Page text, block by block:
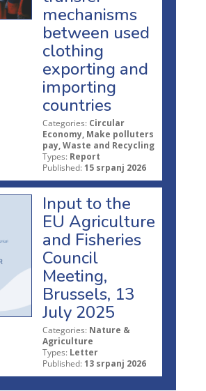
mechanisms
between used
clothing
exporting and
importing
countries
Categories: Circular
Economy, Make polluters
pay, Waste and Recycling
Types: Report
Published: 15 srpanj 2026
Input to the
EU Agriculture
and Fisheries
Council
Meeting,
Brussels, 13
July 2025
Categories: Nature &
Agriculture
Types: Letter
Published: 13 srpanj 2026